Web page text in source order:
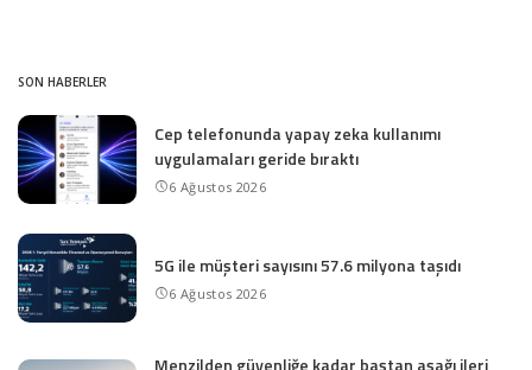
SON HABERLER
Cep telefonunda yapay zeka kullanımı
uygulamaları geride bıraktı
6 Ağustos 2026
5G ile müşteri sayısını 57.6 milyona taşıdı
6 Ağustos 2026
Menzilden güvenliğe kadar baştan aşağı ileri